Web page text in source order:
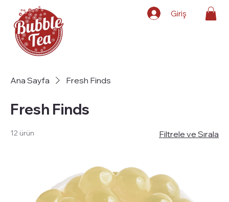
Giriş
Ana Sayfa Fresh Finds
Fresh Finds
12 ürün Filtrele ve Sırala